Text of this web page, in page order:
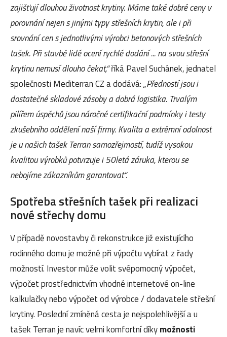
zajišťují dlouhou životnost krytiny. Máme také dobré ceny v
porovnání nejen s jinými typy střešních krytin, ale i při
srovnání cen s jednotlivými výrobci betonových střešních
tašek. Při stavbě lidé ocení rychlé dodání ... na svou střešní
krytinu nemusí dlouho čekat,“říká Pavel Suchánek, jednatel
společnosti Mediterran CZ a dodává:„Předností jsou i
dostatečné skladové zásoby a dobrá logistika. Trvalým
pilířem úspěchů jsou náročné certifikační podmínky i testy
zkušebního oddělení naší firmy. Kvalita a extrémní odolnost
je u našich tašek Terran samozřejmostí, tudíž vysokou
kvalitou výrobků potvrzuje i 50letá záruka, kterou se
nebojíme zákazníkům garantovat“.
Spotřeba střešních tašek při realizaci
nové střechy domu
V případě novostavby či rekonstrukce již existujícího
rodinného domu je možné při výpočtu vybírat z řady
možností. Investor může volit svépomocný výpočet,
výpočet prostřednictvím vhodné internetové on-line
kalkulačky nebo výpočet od výrobce / dodavatele střešní
krytiny. Poslední zmíněná cesta je nejspolehlivější a u
tašek Terran je navíc velmi komfortní díkymožnosti